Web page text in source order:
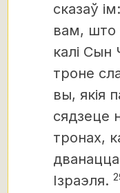
сказаў
вам, што
калі Сын
троне
вы, якія
сядзеце
тронах,
Ізраэля.